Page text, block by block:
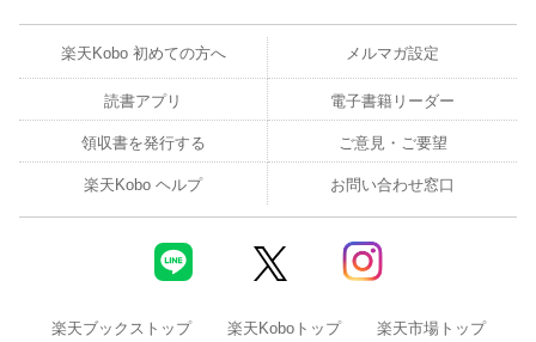
楽天Kobo 初めての方へ メルマガ設定
読書アプリ 電子書籍リーダー
領収書を発行する ご意見・ご要望
楽天Kobo ヘルプ お問い合わせ窓口
楽天ブックストップ 楽天Koboトップ 楽天市場トップ